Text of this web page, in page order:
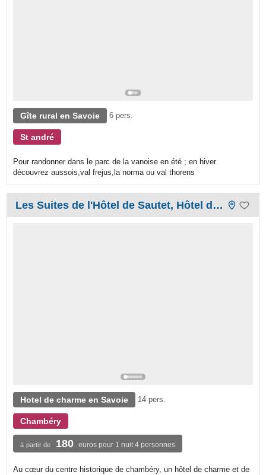
Gîte rural en Savoie 6 pers.
St andré
Pour randonner dans le parc de la vanoise en été ; en hiver
découvrez aussois,val frejus,la norma ou val thorens
Les Suites de l'Hôtel de Sautet, Hôtel de charme
Hotel de charme en Savoie 14 pers.
Chambéry
à partir de 180 euros pour 1 nuit 4 personnes
Au cœur du centre historique de chambéry, un hôtel de charme et de